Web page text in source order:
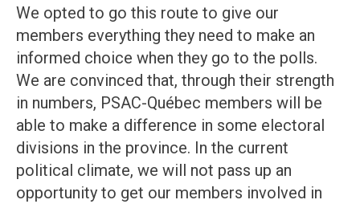
We opted to go this route to give our
members everything they need to make an
informed choice when they go to the polls.
We are convinced that, through their strength
in numbers, PSAC-Québec members will be
able to make a difference in some electoral
divisions in the province. In the current
political climate, we will not pass up an
opportunity to get our members involved in